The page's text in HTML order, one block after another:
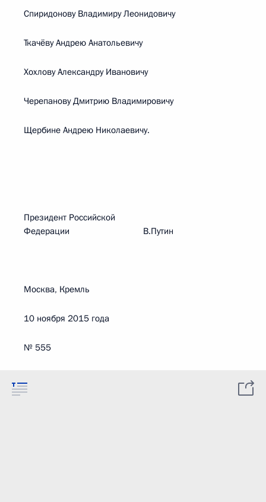
Спиридонову Владимиру Леонидовичу
Ткачёву Андрею Анатольевичу
Хохлову Александру Ивановичу
Черепанову Дмитрию Владимировичу
Щербине Андрею Николаевичу.
Президент Российской
Федерации В.Путин
Москва, Кремль
10 ноября 2015 года
№ 555